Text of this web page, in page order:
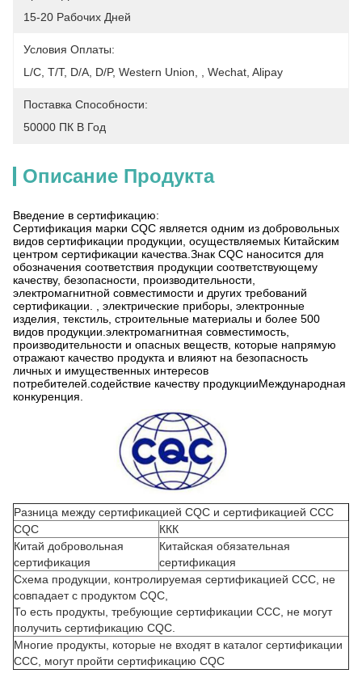
15-20 Рабочих Дней
Условия Оплаты:
L/C, T/T, D/A, D/P, Western Union, , Wechat, Alipay
Поставка Способности:
50000 ПК В Год
Описание Продукта
Введение в сертификацию:
Сертификация марки CQC является одним из добровольных
видов сертификации продукции, осуществляемых Китайским
центром сертификации качества.Знак CQC наносится для
обозначения соответствия продукции соответствующему
качеству, безопасности, производительности,
электромагнитной совместимости и других требований
сертификации. , электрические приборы, электронные
изделия, текстиль, строительные материалы и более 500
видов продукции.электромагнитная совместимость,
производительности и опасных веществ, которые напрямую
отражают качество продукта и влияют на безопасность
личных и имущественных интересов
потребителей.содействие качеству продукцииМеждународная
конкуренция.
Разница между сертификацией CQC и сертификацией CCC
CQC
ККК
Китай добровольная
сертификация
Китайская обязательная
сертификация
Схема продукции, контролируемая сертификацией CCC, не
совпадает с продуктом CQC,
То есть продукты, требующие сертификации CCC, не могут
получить сертификацию CQC.
Многие продукты, которые не входят в каталог сертификации
CCC, могут пройти сертификацию CQC